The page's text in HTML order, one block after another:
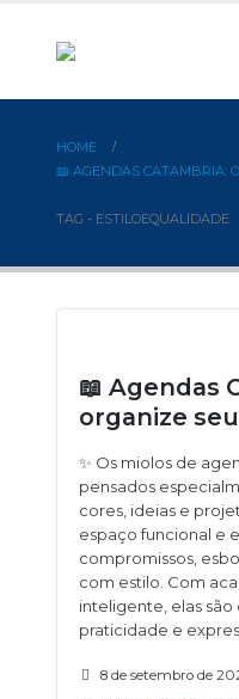
HOME
📖 AGENDAS CATAMBRIA:
TAG - ESTILOEQUALIDADE
📖 Agendas
organize
✨ Os miolos de
pensados
cores, ideias e
espaço funcional e
compromissos,
com estilo. Com
inteligente, elas
praticidade e
8 de setembro de